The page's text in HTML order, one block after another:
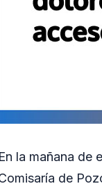
En la mañana de
de